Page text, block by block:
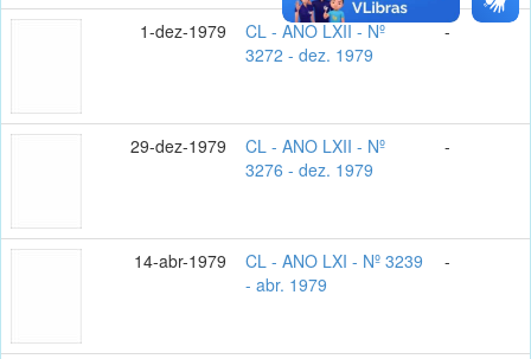
1-dez-1979
CL - ANO LXII - Nº
3272 - dez. 1979
-
29-dez-1979
CL - ANO LXII - Nº
3276 - dez. 1979
-
14-abr-1979
CL - ANO LXI - Nº 3239
- abr. 1979
-